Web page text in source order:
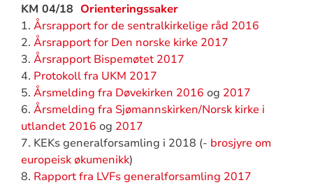
KM 04/18 Orienteringssaker
1. Årsrapport for de sentralkirkelige råd 2016
2. Årsrapport for Den norske kirke 2017
3. Årsrapport Bispemøtet 2017
4. Protokoll fra UKM 2017
5. Årsmelding fra Døvekirken 2016 og 2017
6. Årsmelding fra Sjømannskirken/Norsk kirke i
utlandet 2016 og 2017
7. KEKs generalforsamling i 2018 (- brosjyre om
europeisk økumenikk)
8. Rapport fra LVFs generalforsamling 2017